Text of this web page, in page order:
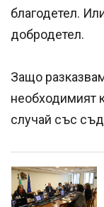
благодетел.
добродетел.
Защо
необходимият
случай със